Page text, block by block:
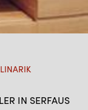
IN SERFAUS